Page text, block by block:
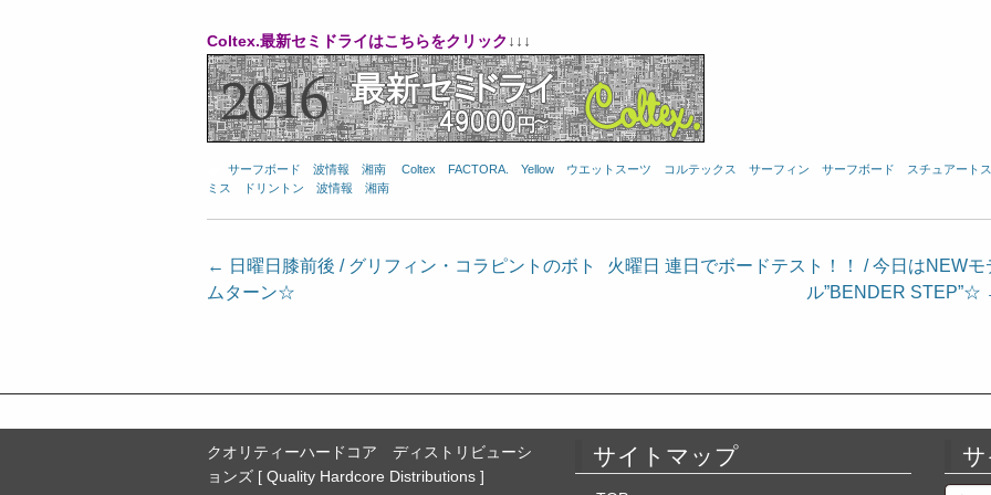
Coltex.最新セミドライはこちらをクリック↓↓↓
サーフボード 波情報 湘南 Coltex FACTORA. Yellow ウエットスーツ コルテックス サーフィン サーフボード
スチュアートス
ミス
ドリントン 波情報 湘南
投
稿
ゲ
ー
シ
← 日曜日膝前後 / グリフィン・コラピントのボト
ムターン☆
火曜日 連日でボードテスト！！ / 今日はNEWモ
ル”BENDER STEP”☆
クオリティーハードコア ディストリビューシ
ョンズ [ Quality Hardcore Distributions ]
サイトマップ